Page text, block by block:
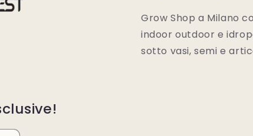
Grow Shop a Milano
indoor outdoor e
sotto vasi, semi e